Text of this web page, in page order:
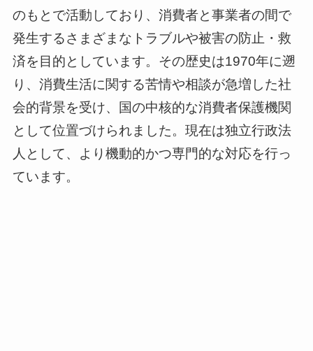
のもとで活動しており、消費者と事業者の間で
発生するさまざまなトラブルや被害の防止・救
済を目的としています。その歴史は1970年に遡
り、消費生活に関する苦情や相談が急増した社
会的背景を受け、国の中核的な消費者保護機関
として位置づけられました。現在は独立行政法
人として、より機動的かつ専門的な対応を行っ
ています。